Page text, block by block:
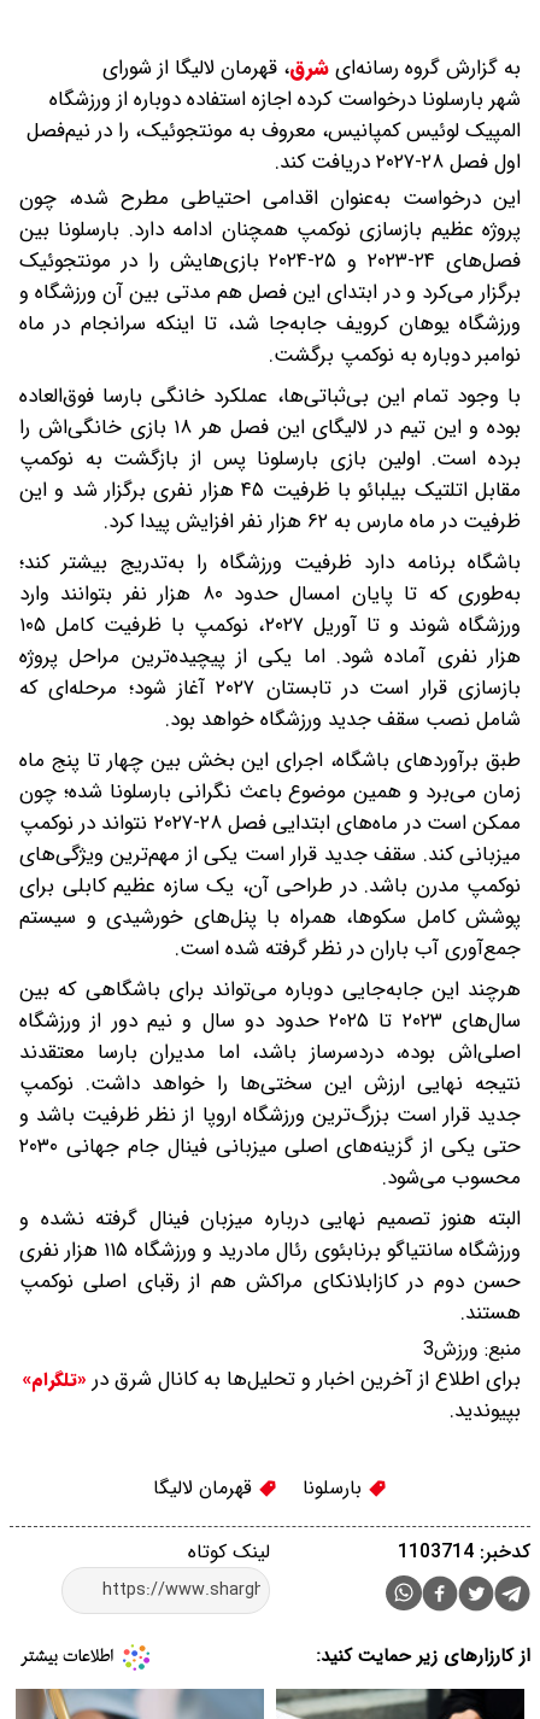
به گزارش گروه رسانه‌ایشرق، قهرمان لالیگا از شورای
شهر بارسلونا درخواست کرده اجازه استفاده دوباره از ورزشگاه
المپیک لوئیس کمپانیس، معروف به مونتجوئیک، را در نیم‌فصل
اول فصل ۲۸-۲۰۲۷ دریافت کند.
این درخواست به‌عنوان اقدامی احتیاطی مطرح شده، چون
پروژه عظیم بازسازی نوکمپ همچنان ادامه دارد. بارسلونا بین
فصل‌های ۲۴-۲۰۲۳ و ۲۵-۲۰۲۴ بازی‌هایش را در مونتجوئیک
برگزار می‌کرد و در ابتدای این فصل هم مدتی بین آن ورزشگاه و
ورزشگاه یوهان کرویف جابه‌جا شد، تا اینکه سرانجام در ماه
نوامبر دوباره به نوکمپ برگشت.
با وجود تمام این بی‌ثباتی‌ها، عملکرد خانگی بارسا فوق‌العاده
بوده و این تیم در لالیگای این فصل هر ۱۸ بازی خانگی‌اش را
برده است. اولین بازی بارسلونا پس از بازگشت به نوکمپ
مقابل اتلتیک بیلبائو با ظرفیت ۴۵ هزار نفری برگزار شد و این
ظرفیت در ماه مارس به ۶۲ هزار نفر افزایش پیدا کرد.
باشگاه برنامه دارد ظرفیت ورزشگاه را به‌تدریج بیشتر کند؛
به‌طوری که تا پایان امسال حدود ۸۰ هزار نفر بتوانند وارد
ورزشگاه شوند و تا آوریل ۲۰۲۷، نوکمپ با ظرفیت کامل ۱۰۵
هزار نفری آماده شود. اما یکی از پیچیده‌ترین مراحل پروژه
بازسازی قرار است در تابستان ۲۰۲۷ آغاز شود؛ مرحله‌ای که
شامل نصب سقف جدید ورزشگاه خواهد بود.
طبق برآوردهای باشگاه، اجرای این بخش بین چهار تا پنج ماه
زمان می‌برد و همین موضوع باعث نگرانی بارسلونا شده؛ چون
ممکن است در ماه‌های ابتدایی فصل ۲۸-۲۰۲۷ نتواند در نوکمپ
میزبانی کند. سقف جدید قرار است یکی از مهم‌ترین ویژگی‌های
نوکمپ مدرن باشد. در طراحی آن، یک سازه عظیم کابلی برای
پوشش کامل سکوها، همراه با پنل‌های خورشیدی و سیستم
جمع‌آوری آب باران در نظر گرفته شده است.
هرچند این جابه‌جایی دوباره می‌تواند برای باشگاهی که بین
سال‌های ۲۰۲۳ تا ۲۰۲۵ حدود دو سال و نیم دور از ورزشگاه
اصلی‌اش بوده، دردسرساز باشد، اما مدیران بارسا معتقدند
نتیجه نهایی ارزش این سختی‌ها را خواهد داشت. نوکمپ
جدید قرار است بزرگ‌ترین ورزشگاه اروپا از نظر ظرفیت باشد و
حتی یکی از گزینه‌های اصلی میزبانی فینال جام جهانی ۲۰۳۰
محسوب می‌شود.
البته هنوز تصمیم نهایی درباره میزبان فینال گرفته نشده و
ورزشگاه سانتیاگو برنابئوی رئال مادرید و ورزشگاه ۱۱۵ هزار نفری
حسن دوم در کازابلانکای مراکش هم از رقبای اصلی نوکمپ
هستند.
منبع: ورزش3
برای اطلاع از آخرین اخبار و تحلیل‌ها به کانال شرق در «تلگرام»
بپیوندید.
بارسلونا قهرمان لالیگا
لینک کوتاه کدخبر: 1103714
از کارزارهای زیر حمایت کنید: